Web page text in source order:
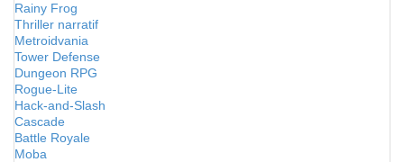
Rainy Frog
Thriller narratif
Metroidvania
Tower Defense
Dungeon RPG
Rogue-Lite
Hack-and-Slash
Cascade
Battle Royale
Moba